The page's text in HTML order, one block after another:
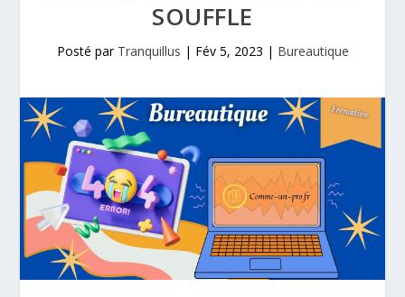
SOUFFLE
Posté par Tranquillus | Fév 5, 2023 | Bureautique